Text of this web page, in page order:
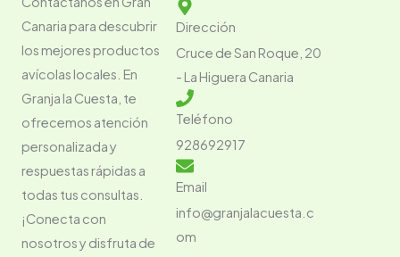
Canaria para descubrir
los mejores productos
avícolas locales. En
Granja la Cuesta, te
ofrecemos atención
personalizada y
respuestas rápidas a
todas tus consultas.
¡Conecta con
nosotros y disfruta de
Dirección
Cruce de San Roque, 20
- La Higuera Canaria
Teléfono
928692917
Email
info@granjalacuesta.c
om